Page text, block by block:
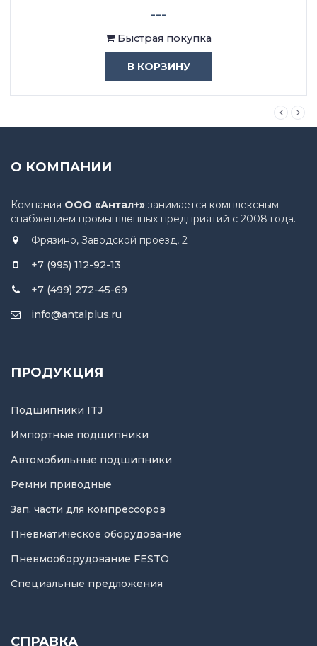
---
Быстрая покупка
В КОРЗИНУ
О КОМПАНИИ
Компания ООО «Антал+» занимается комплексным
снабжением промышленных предприятий с 2008 года.
Фрязино, Заводской проезд, 2
+7 (995) 112-92-13
+7 (499) 272-45-69
info@antalplus.ru
ПРОДУКЦИЯ
Подшипники ITJ
Импортные подшипники
Автомобильные подшипники
Ремни приводные
Зап. части для компрессоров
Пневматическое оборудование
Пневмооборудование FESTO
Специальные предложения
СПРАВКА